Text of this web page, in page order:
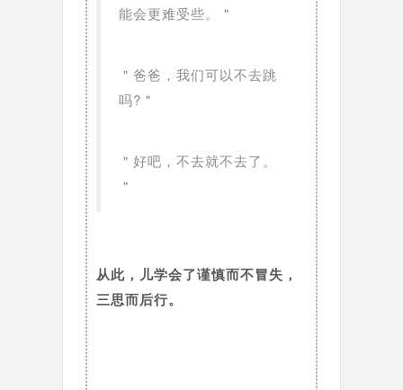
能会更难受些。＂
＂爸爸，我们可以不去跳
吗?＂
＂好吧，不去就不去了。
＂
从此，儿学会了谨慎而不冒失，
三思而后行。